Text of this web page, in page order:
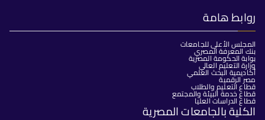
روابط هامة
المجلس الأعلى للجامعات
بنك المعرفة المصري
بوابة الحكومة المصرية
وزارة التعليم العالي
أكاديمية البحث العلمي
مصر الرقمية
قطاع التعليم والطلاب
قطاع خدمة البيئة والمجتمع
قطاع الدراسات العليا
الكلية بالجامعات المصرية